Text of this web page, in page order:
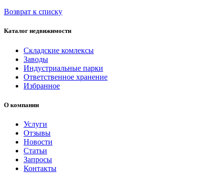
Возврат к списку
Каталог недвижимости
Складские комлексы
Заводы
Индустриальные парки
Ответственное хранение
Избранное
О компании
Услуги
Отзывы
Новости
Статьи
Запросы
Контакты